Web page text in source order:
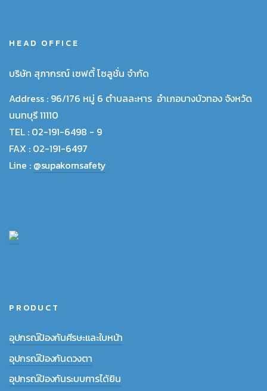
HEAD OFFICE
บริษัท สุภากรณ์ เซฟตี้ โซลูชั่น จำกัด
Address : 96/176 หมู่ 6 ตำบลละหาร อำเภอบางบัวทอง จังหวัด
นนทบุรี 11110
TEL : 02-191-6498 - 9
FAX : 02-191-6497
Line : @supakornsafety
PRODUCT
อุปกรณ์ป้องกันศีรษะและใบหน้า
อุปกรณ์ป้องกันดวงตา
อุปกรณ์ป้องกันระบบการได้ยิน